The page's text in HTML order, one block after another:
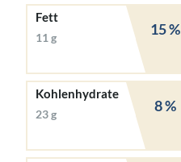
Fett
11 g 15 %
Kohlenhydrate
23 g 8 %